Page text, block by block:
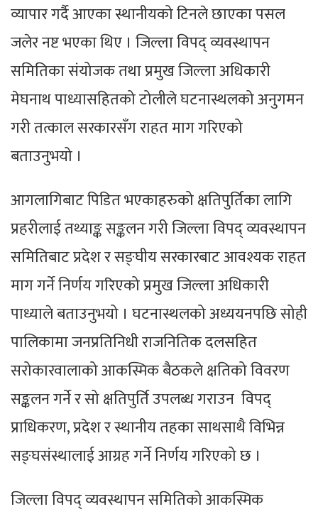
व्यापार गर्दै आएका स्थानीयको टिनले छाएका पसल
जलेर नष्ट भएका थिए । जिल्ला विपद् व्यवस्थापन
समितिका संयोजक तथा प्रमुख जिल्ला अधिकारी
मेघनाथ पाध्यासहितको टोलीले घटनास्थलको अनुगमन
गरी तत्काल सरकारसँग राहत माग गरिएको
बताउनुभयो ।
आगलागिबाट पिडित भएकाहरुको क्षतिपुर्तिका लागि
प्रहरीलाई तथ्याङ्क सङ्कलन गरी जिल्ला विपद् व्यवस्थापन
समितिबाट प्रदेश र सङ्घीय सरकारबाट आवश्यक राहत
माग गर्ने निर्णय गरिएको प्रमुख जिल्ला अधिकारी
पाध्याले बताउनुभयो । घटनास्थलको अध्ययनपछि सोही
पालिकामा जनप्रतिनिधी राजनितिक दलसहित
सरोकारवालाको आकस्मिक बैठकले क्षतिको विवरण
सङ्कलन गर्ने र सो क्षतिपुर्ति उपलब्ध गराउन विपद्
प्राधिकरण, प्रदेश र स्थानीय तहका साथसाथै विभिन्न
सङ्घसंस्थालाई आग्रह गर्ने निर्णय गरिएको छ ।
जिल्ला विपद् व्यवस्थापन समितिको आकस्मिक